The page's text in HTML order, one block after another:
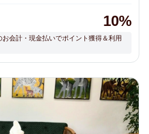
10%
会計・現金払いでポイント獲得＆利用